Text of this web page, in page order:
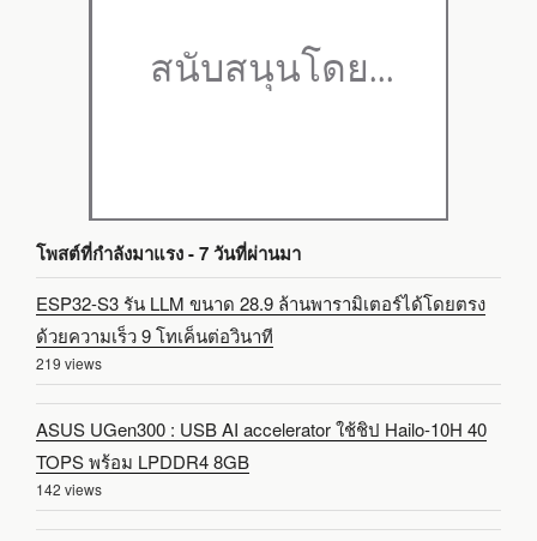
โพสต์ที่กำลังมาแรง - 7 วันที่ผ่านมา
ESP32-S3 รัน LLM ขนาด 28.9 ล้านพารามิเตอร์ได้โดยตรง
ด้วยความเร็ว 9 โทเค็นต่อวินาที
219 views
ASUS UGen300 : USB AI accelerator ใช้ชิป Hailo-10H 40
TOPS พร้อม LPDDR4 8GB
142 views